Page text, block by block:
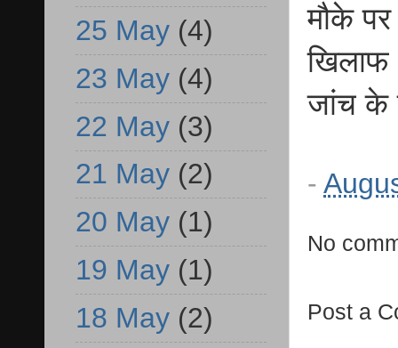
मौके
खिलाफ
जांच के
-
No
Post a
25 May (4)
23 May (4)
22 May (3)
21 May (2)
20 May (1)
19 May (1)
18 May (2)